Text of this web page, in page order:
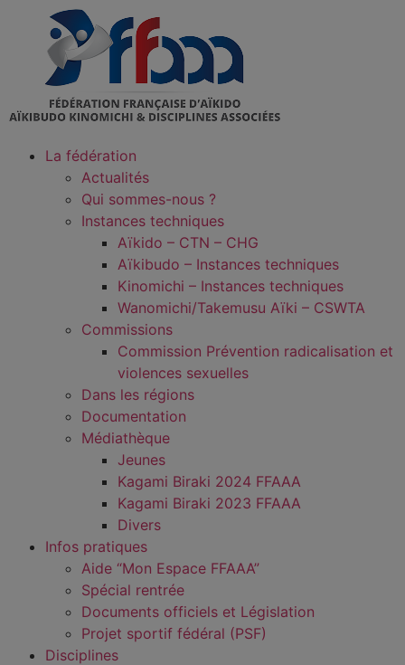
La fédération
Actualités
Qui sommes-nous ?
Instances techniques
Aïkido – CTN – CHG
Aïkibudo – Instances techniques
Kinomichi – Instances techniques
Wanomichi/Takemusu Aïki – CSWTA
Commissions
Commission Prévention radicalisation et
violences sexuelles
Dans les régions
Documentation
Médiathèque
Jeunes
Kagami Biraki 2024 FFAAA
Kagami Biraki 2023 FFAAA
Divers
Infos pratiques
Aide “Mon Espace FFAAA”
Spécial rentrée
Documents officiels et Législation
Projet sportif fédéral (PSF)
Disciplines